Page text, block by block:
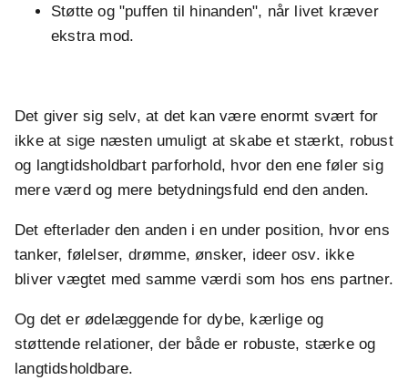
Støtte og "puffen til hinanden", når livet kræver
ekstra mod.
Det giver sig selv, at det kan være enormt svært for
ikke at sige næsten umuligt at skabe et stærkt, robust
og langtidsholdbart parforhold, hvor den ene føler sig
mere værd og mere betydningsfuld end den anden.
Det efterlader den anden i en under position, hvor ens
tanker, følelser, drømme, ønsker, ideer osv. ikke
bliver vægtet med samme værdi som hos ens partner.
Og det er ødelæggende for dybe, kærlige og
støttende relationer, der både er robuste, stærke og
langtidsholdbare.